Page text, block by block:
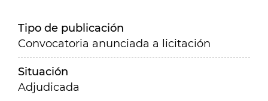
Tipo de publicación
Convocatoria anunciada a licitación
Situación
Adjudicada